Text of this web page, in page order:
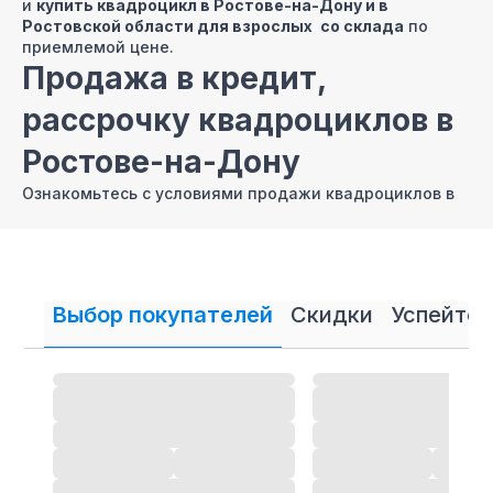
и купить квадроцикл в Ростове-на-Дону и в
Ростовской области для взрослых со склада по
приемлемой цене.
Продажа в кредит,
рассрочку квадроциклов в
Ростове-на-Дону
Ознакомьтесь с условиями продажи квадроциклов в
на-Дону
Ростове-на-Дону со скидками, так как поставщики
условия за счет больших объемов оптовых покупок.
Ремонт квадроциклов в
Выбор покупателей Скидки Успейте